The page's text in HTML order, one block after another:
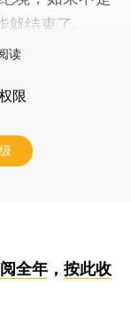
结束了。
读
限
全年， 按此收